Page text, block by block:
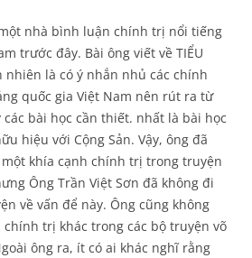
nhà bình luận chính trị nổi tiếng
trước đây. Bài ông viết về TIỂU
nhiên là có ý nhắn nhủ các chính
quốc gia Việt Nam nên rút ra từ
bài học cần thiết. nhất là bài học
hiệu với Cộng Sản. Vậy, ông đã
khía cạnh chính trị trong truyện
Ông Trần Việt Sơn đã không đi
về vấn để này. Ông cũng không
chính trị khác trong các bộ truyện võ
ông ra, ít có ai khác nghĩ rằng